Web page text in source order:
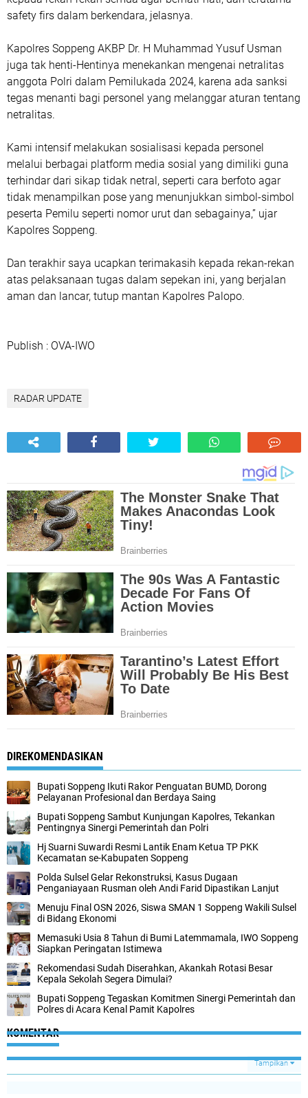
safety firs dalam berkendara, jelasnya.
Kapolres Soppeng AKBP Dr. H Muhammad Yusuf Usman
juga tak henti-Hentinya menekankan mengenai netralitas
anggota Polri dalam Pemilukada 2024, karena ada sanksi
tegas menanti bagi personel yang melanggar aturan tentang
netralitas.
Kami intensif melakukan sosialisasi kepada personel
melalui berbagai platform media sosial yang dimiliki guna
terhindar dari sikap tidak netral, seperti cara berfoto agar
tidak menampilkan pose yang menunjukkan simbol-simbol
peserta Pemilu seperti nomor urut dan sebagainya,” ujar
Kapolres Soppeng.
Dan terakhir saya ucapkan terimakasih kepada rekan-rekan
atas pelaksanaan tugas dalam sepekan ini, yang berjalan
aman dan lancar, tutup mantan Kapolres Palopo.
Publish : OVA-IWO
RADAR UPDATE
DIREKOMENDASIKAN
Bupati Soppeng Ikuti Rakor Penguatan BUMD, Dorong
Pelayanan Profesional dan Berdaya Saing
Bupati Soppeng Sambut Kunjungan Kapolres, Tekankan
Pentingnya Sinergi Pemerintah dan Polri
Hj Suarni Suwardi Resmi Lantik Enam Ketua TP PKK
Kecamatan se-Kabupaten Soppeng
Polda Sulsel Gelar Rekonstruksi, Kasus Dugaan
Penganiayaan Rusman oleh Andi Farid Dipastikan Lanjut
Menuju Final OSN 2026, Siswa SMAN 1 Soppeng Wakili Sulsel
di Bidang Ekonomi
Memasuki Usia 8 Tahun di Bumi Latemmamala, IWO Soppeng
Siapkan Peringatan Istimewa
Rekomendasi Sudah Diserahkan, Akankah Rotasi Besar
Kepala Sekolah Segera Dimulai?
Bupati Soppeng Tegaskan Komitmen Sinergi Pemerintah dan
Polres di Acara Kenal Pamit Kapolres
KOMENTAR
Tampilkan